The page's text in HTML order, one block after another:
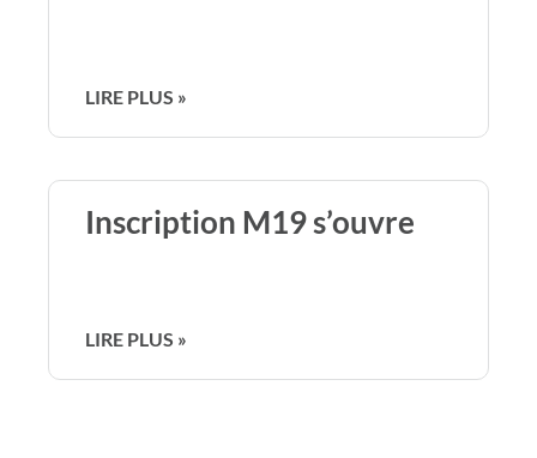
LIRE PLUS »
Inscription M19 s’ouvre
LIRE PLUS »